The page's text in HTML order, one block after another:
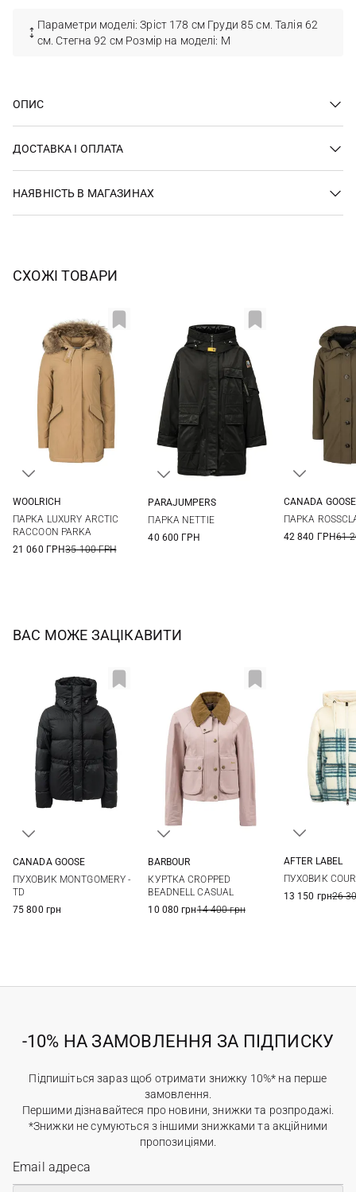
Параметри моделі: Зріст 178 см Груди 85 см. Талія 62
см. Стегна 92 см Розмір на моделі: M
ОПИС
ДОСТАВКА І ОПЛАТА
НАЯВНІСТЬ В МАГАЗИНАХ
СХОЖІ ТОВАРИ
WOOLRICH
ПАРКА LUXURY ARCTIC
RACCOON PARKA
21 060 ГРН35 100 ГРН
PARAJUMPERS
ПАРКА NETTIE
40 600 ГРН
CANADA GOOSE
ПАРКА
42 840 ГРН61
ВАС МОЖЕ ЗАЦІКАВИТИ
XL
CANADA GOOSE
ПУХОВИК MONTGOMERY -
TD
75 800 грн
BARBOUR
КУРТКА CROPPED
BEADNELL CASUAL
10 080 грн14 400 грн
AFTER LABEL
ПУХОВИК
13 150 грн26
-10% НА ЗАМОВЛЕННЯ ЗА ПІДПИСКУ
Підпишіться зараз щоб отримати знижку 10%* на перше
замовлення.
Першими дізнавайтеся про новини, знижки та розпродажі.
*Знижки не сумуються з іншими знижками та акційними
пропозиціями.